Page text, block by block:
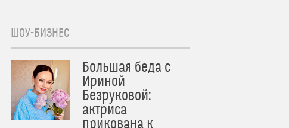
ШОУ-БИЗНЕС
Большая беда с
Ириной
Безруковой:
актриса
прикована к